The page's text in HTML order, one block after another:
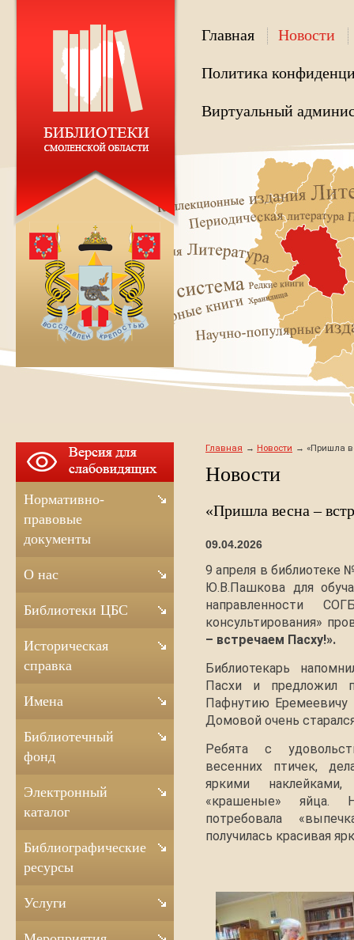
Главная Новости
Политика
Виртуальный
Главная Новости «Пришла
Новости
«Пришла весна –
09.04.2026
9 апреля в библиотеке
Ю.В.Пашкова для
направленности
консультирования»
– встречаем Пасху!».
Библиотекарь
Пасхи и предложил
Пафнутию Еремеевичу
Домовой очень
Ребята с
весенних птичек,
яркими
«крашеные» яйца.
потребовала
получилась красивая
Нормативно-
правовые
документы
О нас
Библиотеки ЦБС
Историческая
справка
Имена
Библиотечный
фонд
Электронный
каталог
Библиографические
ресурсы
Услуги